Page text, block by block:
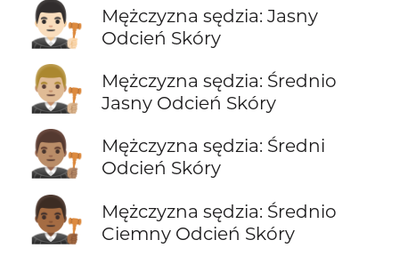
👨🏻‍⚖️
Mężczyzna sędzia: Jasny
Odcień Skóry
👨🏼‍⚖️
Mężczyzna sędzia: Średnio
Jasny Odcień Skóry
👨🏽‍⚖️
Mężczyzna sędzia: Średni
Odcień Skóry
👨🏾‍⚖️
Mężczyzna sędzia: Średnio
Ciemny Odcień Skóry